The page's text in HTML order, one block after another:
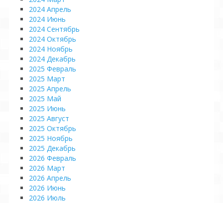
2024 Апрель
2024 Июнь
2024 Сентябрь
2024 Октябрь
2024 Ноябрь
2024 Декабрь
2025 Февраль
2025 Март
2025 Апрель
2025 Май
2025 Июнь
2025 Август
2025 Октябрь
2025 Ноябрь
2025 Декабрь
2026 Февраль
2026 Март
2026 Апрель
2026 Июнь
2026 Июль